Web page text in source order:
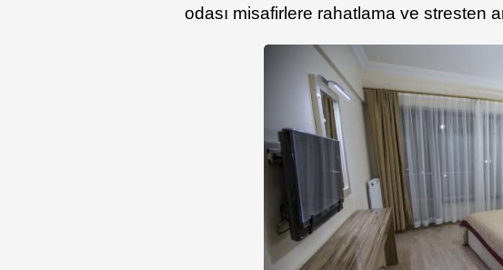
odası misafirlere rahatlama ve stresten